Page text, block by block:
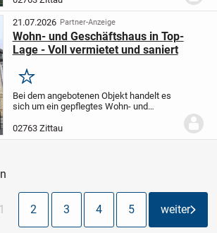
eine attraktive Gelegenheit zum Erwerb
einer...
21.07.2026 Partner-Anzeige
Wohn- und Geschäftshaus in Top-
Lage - Voll vermietet und saniert
Merken
Bei dem angebotenen Objekt handelt es
sich um ein gepflegtes Wohn- und
Immobilie umfasst insgesamt 9
Wohneinheiten sowie 3
02763 Zittau
1 2 3 4 5 weiter